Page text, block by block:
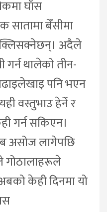
घाँस
बेँसीमा
अदैले
गर्न थालेको तीन-
पनि भएन
वस्तुभाउ हेर्ने र
गर्न सकिएन।
असोज लागेपछि
गोठालाहरूले
केही दिनमा यो